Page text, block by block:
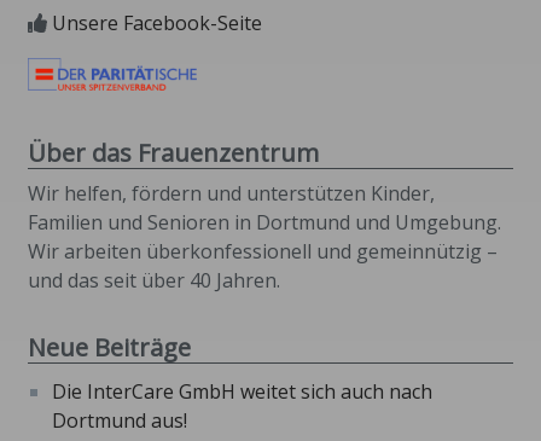
Unsere Facebook-Seite
Über das Frauenzentrum
Wir helfen, fördern und unterstützen Kinder,
Familien und Senioren in Dortmund und Umgebung.
Wir arbeiten überkonfessionell und gemeinnützig –
und das seit über 40 Jahren.
Neue Beiträge
Die InterCare GmbH weitet sich auch nach
Dortmund aus!